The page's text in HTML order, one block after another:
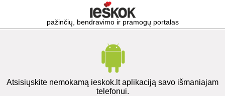
pažinčių, bendravimo ir pramogų portalas
Atsisiųskite nemokamą ieskok.lt aplikaciją savo išmaniajam
telefonui.